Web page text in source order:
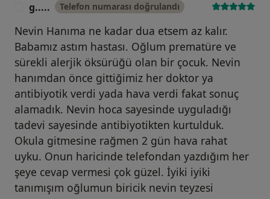
g..... Telefon numarası doğrulandı
Nevin Hanıma ne kadar dua etsem az kalır.
Babamız astım hastası. Oğlum prematüre ve
sürekli alerjik öksürüğü olan bir çocuk. Nevin
hanımdan önce gittiğimiz her doktor ya
antibiyotik verdi yada hava verdi fakat sonuç
alamadık. Nevin hoca sayesinde uyguladığı
tadevi sayesinde antibiyotikten kurtulduk.
Okula gitmesine rağmen 2 gün hava rahat
uyku. Onun haricinde telefondan yazdığım her
şeye cevap vermesi çok güzel. İyiki iyiki
tanımışım oğlumun biricik nevin teyzesi